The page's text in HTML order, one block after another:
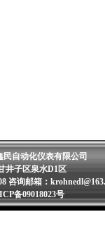
民自动化仪表有限公司
井子区泉水D1区
咨询邮箱：
备09018023号